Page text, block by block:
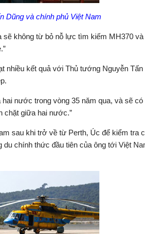
Dũng và chính phủ Việt Nam
sẽ không từ bỏ nỗ lực tìm kiếm MH370 và
nhiều kết quả với Thủ tướng Nguyễn Tấn
nước trong vòng 35 năm qua, và sẽ có
chặt giữa hai nước.”
sau khi trở về từ Perth, Úc để kiểm tra
chính thức đầu tiên của ông tới Việt